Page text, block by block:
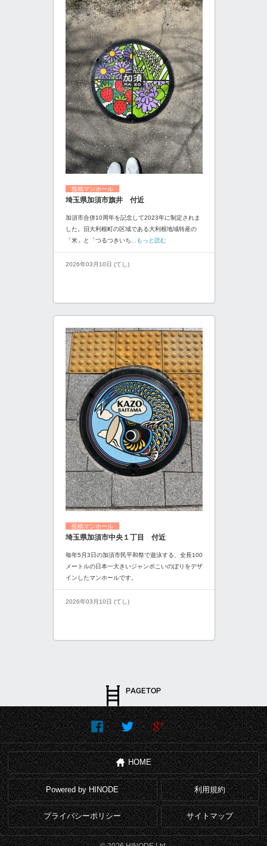
投稿マンホール
埼玉県加須市旗井 付近
加須市合併10周年を記念して2023年に制定されま
した。旧大利根町の区域である大利根地域特産の
「米」と「つるつきいち ...もっと読む
2026年03月10日 (てし)
投稿マンホール
埼玉県加須市中央１丁目 付近
毎年5月3日の加須市民平和祭で遊泳する、全長100
メートルの日本一大きいジャンボこいのぼりをデザ
インしたマンホールです。
2026年03月10日 (てし)
HOME
Powered by HINODE 利用規約
プライバシーポリシー サイトマップ